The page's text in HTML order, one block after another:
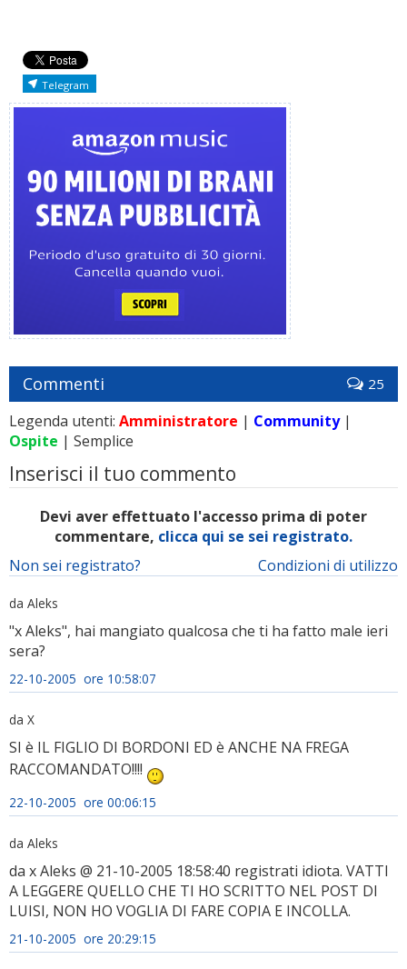
Telegram
Commenti 25
Legenda utenti: Amministratore | Community|
Ospite | Semplice
Inserisci il tuo commento
Devi aver effettuato l'accesso prima di poter
commentare, clicca qui se sei registrato.
Condizioni di utilizzo
Non sei registrato?
da Aleks
"x Aleks", hai mangiato qualcosa che ti ha fatto male ieri
sera?
22-10-2005 ore 10:58:07
da X
SI è IL FIGLIO DI BORDONI ED è ANCHE NA FREGA
RACCOMANDATO!!!!
22-10-2005 ore 00:06:15
da Aleks
da x Aleks @ 21-10-2005 18:58:40 registrati idiota. VATTI
A LEGGERE QUELLO CHE TI HO SCRITTO NEL POST DI
LUISI, NON HO VOGLIA DI FARE COPIA E INCOLLA.
21-10-2005 ore 20:29:15